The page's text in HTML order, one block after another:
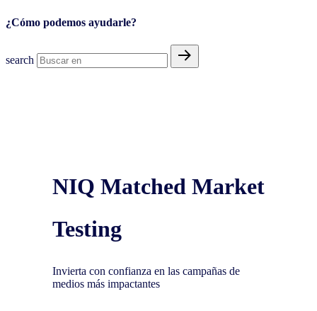
¿Cómo podemos ayudarle?
search
NIQ Matched Market
Testing
Invierta con confianza en las campañas de
medios más impactantes